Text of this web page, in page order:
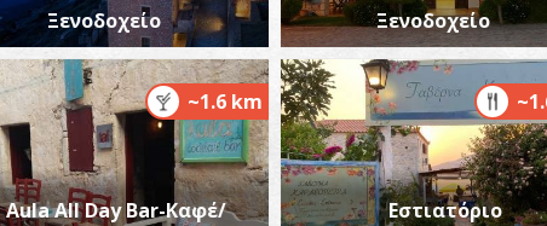
Ξενοδοχείο
Ξενοδοχείο
~1.6 km
Aula All Day Bar-Καφέ/
Εστιατόριο